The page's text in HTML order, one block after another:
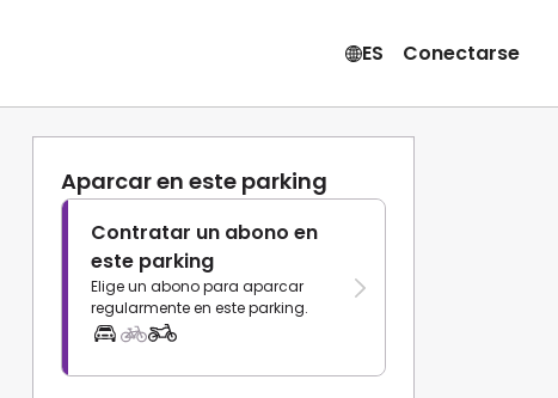
ES Conectarse
Aparcar en este parking
Contratar un abono en
este parking
Elige un abono para aparcar
regularmente en este parking.